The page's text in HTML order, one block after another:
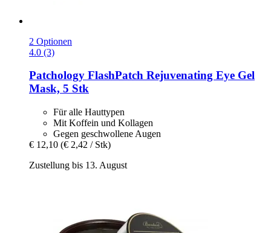
2 Optionen
4.0 (3)
Patchology FlashPatch Rejuvenating Eye Gel
Mask, 5 Stk
Für alle Hauttypen
Mit Koffein und Kollagen
Gegen geschwollene Augen
€ 12,10 (€ 2,42 / Stk)
Zustellung bis 13. August